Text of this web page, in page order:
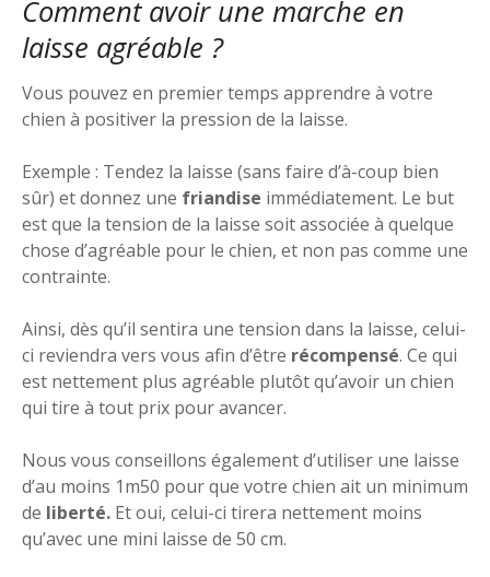
Comment avoir une marche en
laisse agréable ?
Vous pouvez en premier temps apprendre à votre
chien à positiver la pression de la laisse.
Exemple : Tendez la laisse (sans faire d’à-coup bien
sûr) et donnez une friandise immédiatement. Le but
est que la tension de la laisse soit associée à quelque
chose d’agréable pour le chien, et non pas comme une
contrainte.
Ainsi, dès qu’il sentira une tension dans la laisse, celui-
ci reviendra vers vous afin d’être récompensé. Ce qui
est nettement plus agréable plutôt qu’avoir un chien
qui tire à tout prix pour avancer.
Nous vous conseillons également d’utiliser une laisse
d’au moins 1m50 pour que votre chien ait un minimum
de liberté. Et oui, celui-ci tirera nettement moins
qu’avec une mini laisse de 50 cm.